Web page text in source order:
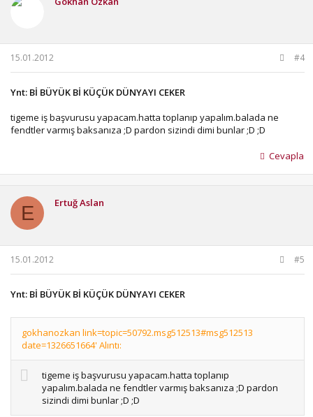
15.01.2012 #4
Ynt: Bİ BÜYÜK Bİ KÜÇÜK DÜNYAYI CEKER
tigeme iş başvurusu yapacam.hatta toplanıp yapalım.balada ne
fendtler varmış baksanıza ;D pardon sizindi dimi bunlar ;D ;D
Cevapla
E Ertuğ Aslan
15.01.2012 #5
Ynt: Bİ BÜYÜK Bİ KÜÇÜK DÜNYAYI CEKER
gokhanozkan link=topic=50792.msg512513#msg512513
date=1326651664' Alıntı:
tigeme iş başvurusu yapacam.hatta toplanıp
yapalım.balada ne fendtler varmış baksanıza ;D pardon
sizindi dimi bunlar ;D ;D